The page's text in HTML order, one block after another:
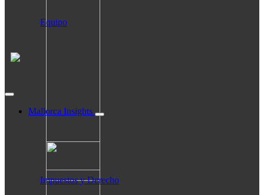
Equipo
Mallorca Insights
Impuestos y Derecho